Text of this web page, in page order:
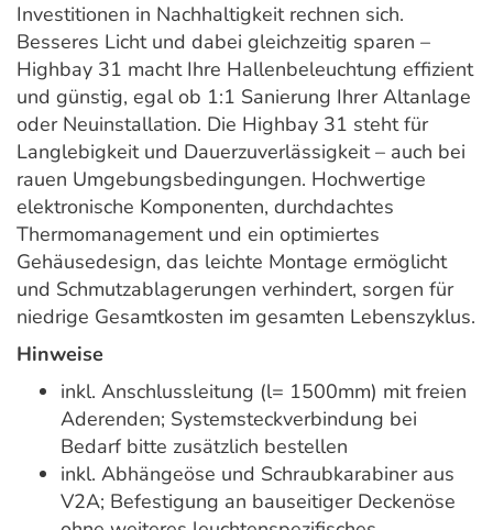
Investitionen in Nachhaltigkeit rechnen sich.
Besseres Licht und dabei gleichzeitig sparen –
Highbay 31 macht Ihre Hallenbeleuchtung effizient
und günstig, egal ob 1:1 Sanierung Ihrer Altanlage
oder Neuinstallation. Die Highbay 31 steht für
Langlebigkeit und Dauerzuverlässigkeit – auch bei
rauen Umgebungsbedingungen. Hochwertige
elektronische Komponenten, durchdachtes
Thermomanagement und ein optimiertes
Gehäusedesign, das leichte Montage ermöglicht
und Schmutzablagerungen verhindert, sorgen für
niedrige Gesamtkosten im gesamten Lebenszyklus.
Hinweise
inkl. Anschlussleitung (l= 1500mm) mit freien
Aderenden; Systemsteckverbindung bei
Bedarf bitte zusätzlich bestellen
inkl. Abhängeöse und Schraubkarabiner aus
V2A; Befestigung an bauseitiger Deckenöse